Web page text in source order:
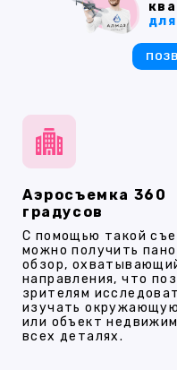
Аэросъемка 360
градусов
С помощью такой
можно получить
обзор,
направления, что
зрителям
изучать
или объект
всех деталях.